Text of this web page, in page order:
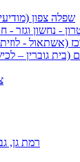
שפלה צפון
- נחשון וגזר
(אשתאול -
(בית גוברין –
רמת גן,